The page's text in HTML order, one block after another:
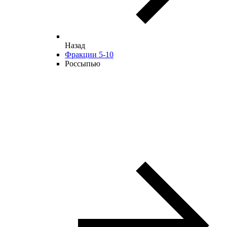
Назад
Фракции 5-10
Россыпью